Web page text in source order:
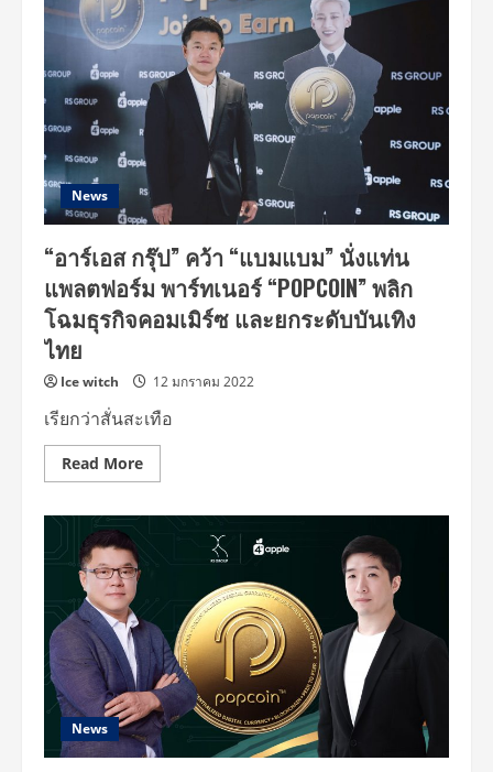
News
“อาร์เอส กรุ๊ป” คว้า “แบมแบม” นั่งแท่น
แพลตฟอร์ม พาร์ทเนอร์ “POPCOIN” พลิก
โฉมธุรกิจคอมเมิร์ซ และยกระดับบันเทิง
ไทย
Ice witch 12 มกราคม 2022
เรียกว่าสั่นสะเทือ
Read MoreRead
more
แท่น
แพลตฟอร์ม
พาร์
เนอ
ร์
“POPCOIN”
พลิก
โฉม
ธุรกิจ
News